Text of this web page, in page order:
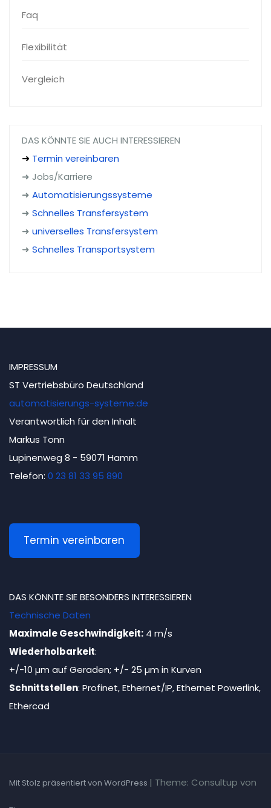
Faq
Flexibilität
Vergleich
DAS KÖNNTE SIE AUCH INTERESSIEREN
➜ Termin vereinbaren
➜ Jobs/Karriere
➜ Automatisierungssysteme
➜ Schnelles Transfersystem
➜ universelles Transfersystem
➜ Schnelles Transportsystem
IMPRESSUM
ST Vertriebsbüro Deutschland
automatisierungs-systeme.de
Verantwortlich für den Inhalt
Markus Tonn
Lupinenweg 8 - 59071 Hamm
Telefon: 0 23 81 33 95 890
Termin vereinbaren
DAS KÖNNTE SIE BESONDERS INTERESSIEREN
Technische Daten
Maximale Geschwindigkeit: 4 m/s
Wiederholbarkeit:
+/-10 µm auf Geraden; +/- 25 µm in Kurven
Schnittstellen: Profinet, Ethernet/IP, Ethernet Powerlink,
Ethercad
Mit Stolz präsentiert von WordPress | Theme: Consultup von